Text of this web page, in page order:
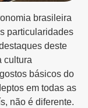
brasileira
particularidades
deste
cultura
básicos do
em todas as
não é diferente.